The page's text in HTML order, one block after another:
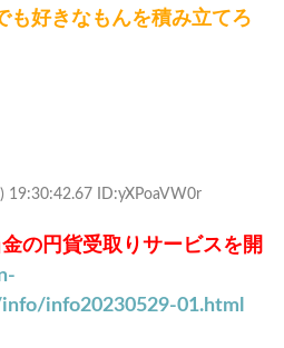
好きなもんを積み立てろ
19:30:42.67 ID:yXPoaVW0r
の円貨受取りサービスを開
info20230529-01.html